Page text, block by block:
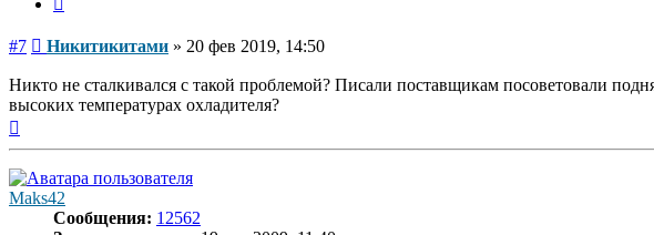
#7 Сообщение
Никитикитами » 20 фев 2019, 14:50
Никто не сталкивался с такой проблемой? Писали поставщикам посоветовали
высоких температурах охладителя?
к
началу
Maks42
Сообщения: 12562